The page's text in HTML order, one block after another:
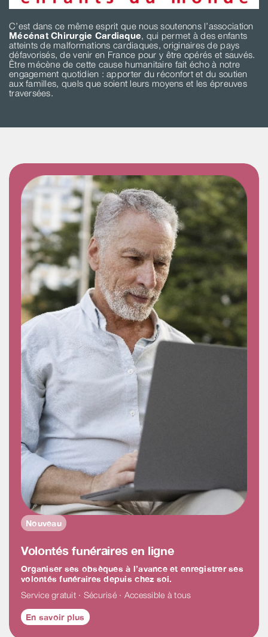
C’est dans ce même esprit que nous soutenons l’association
Mécénat Chirurgie Cardiaque, qui permet à des enfants
atteints de malformations cardiaques, originaires de pays
défavorisés, de venir en France pour y être opérés et sauvés.
Être mécène de cette cause humanitaire fait écho à notre
engagement quotidien : apporter du réconfort et du soutien
aux familles, quels que soient leurs moyens et les épreuves
traversées.
Nouveau
Volontés funéraires en ligne
Organiser ses obsèques à l’avance et enregistrer ses
volontés funéraires depuis chez soi.
Service gratuit · Sécurisé · Accessible à tous
En savoir plus